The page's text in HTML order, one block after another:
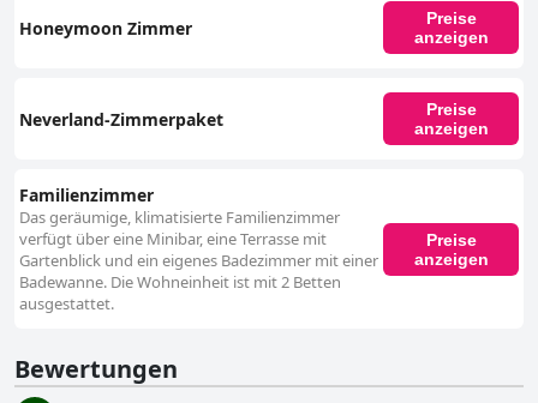
Honeymoon Zimmer
Preise
anzeigen
Neverland-Zimmerpaket
Preise
anzeigen
Familienzimmer
Das geräumige, klimatisierte Familienzimmer
verfügt über eine Minibar, eine Terrasse mit
Gartenblick und ein eigenes Badezimmer mit einer
Badewanne. Die Wohneinheit ist mit 2 Betten
ausgestattet.
Preise
anzeigen
Bewertungen